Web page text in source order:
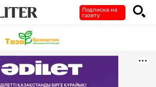
Подписка на
газету